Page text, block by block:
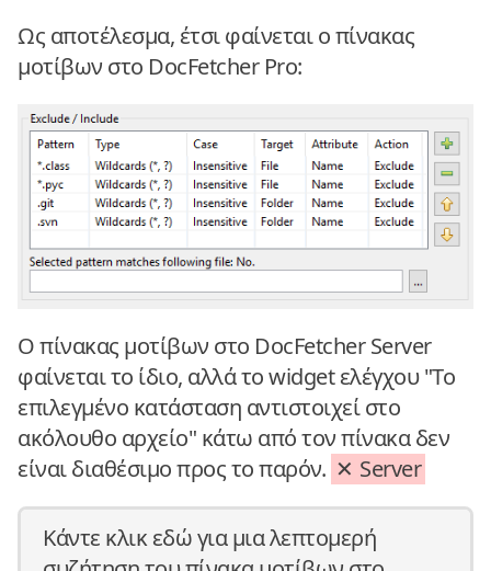
Ως αποτέλεσμα, έτσι φαίνεται ο πίνακας
μοτίβων στο DocFetcher Pro:
Ο πίνακας μοτίβων στο DocFetcher Server
φαίνεται το ίδιο, αλλά το widget ελέγχου "Το
επιλεγμένο κατάσταση αντιστοιχεί στο
ακόλουθο αρχείο" κάτω από τον πίνακα δεν
είναι διαθέσιμο προς το παρόν.
Server
Κάντε κλικ εδώ για μια λεπτομερή